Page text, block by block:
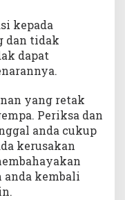
kepada
dan tidak
dapat
yang retak
Periksa dan
anda cukup
kerusakan
anda kembali